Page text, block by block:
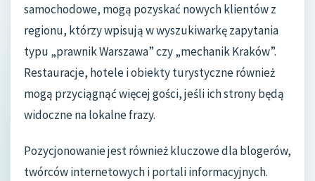
samochodowe, mogą pozyskać nowych klientów z
regionu, którzy wpisują w wyszukiwarkę zapytania
typu „prawnik Warszawa” czy „mechanik Kraków”.
Restauracje, hotele i obiekty turystyczne również
mogą przyciągnąć więcej gości, jeśli ich strony będą
widoczne na lokalne frazy.
Pozycjonowanie jest również kluczowe dla blogerów,
twórców internetowych i portali informacyjnych.